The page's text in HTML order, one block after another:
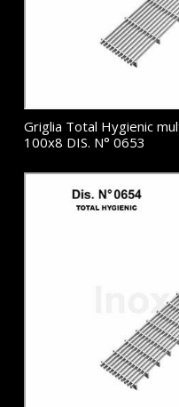
Griglia Total Hygienic
100x8 DIS. N° 0653